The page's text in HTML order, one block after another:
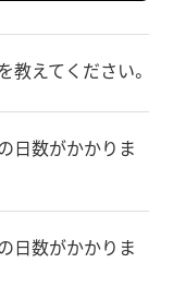
教えてください。
日数がかかりま
日数がかかりま